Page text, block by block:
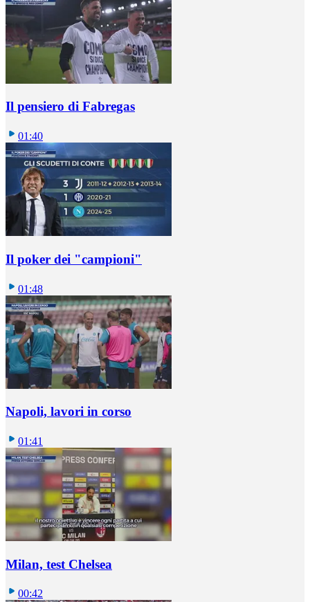
Il pensiero di Fabregas
01:40
Il poker dei "campioni"
01:48
Napoli, lavori in corso
01:41
Milan, test Chelsea
00:42